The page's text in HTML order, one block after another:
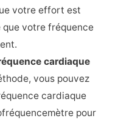
votre effort est
votre fréquence
cardiaque
vous pouvez
cardiaque
pour